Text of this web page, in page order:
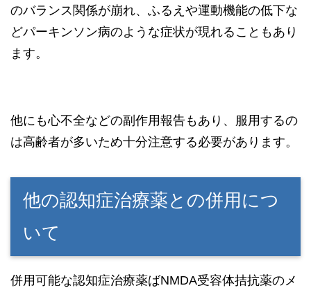
のバランス関係が崩れ、ふるえや運動機能の低下な
どパーキンソン病のような症状が現れることもあり
ます。
他にも心不全などの副作用報告もあり、服用するの
は高齢者が多いため十分注意する必要があります。
他の認知症治療薬との併用につ
いて
併用可能な認知症治療薬ばNMDA受容体拮抗薬のメ